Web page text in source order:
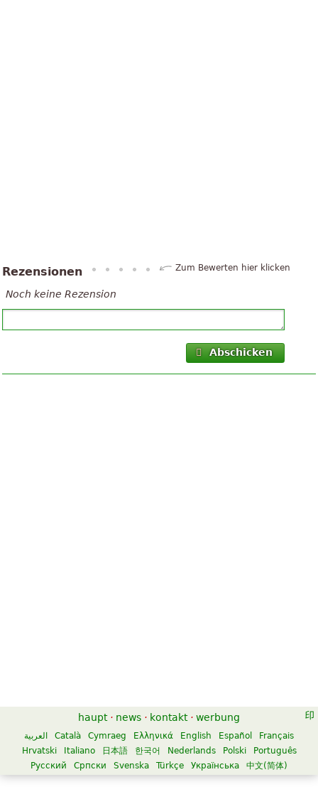
Rezensionen Zum Bewerten hier klicken
Noch keine Rezension
Abschicken
haupt · news · kontakt · werbung
العربية Català Cymraeg Ελληνικά English Español
Français
Hrvatski
Italiano 日本語 한국어 Nederlands Polski
Português
Русский
Српски Svenska Türkçe Українська 中文(简体)